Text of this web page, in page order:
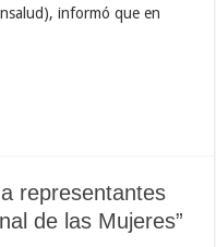
informó que en
representantes
de las Mujeres”